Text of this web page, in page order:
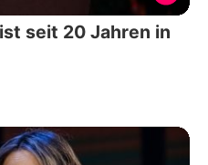
seit 20 Jahren in